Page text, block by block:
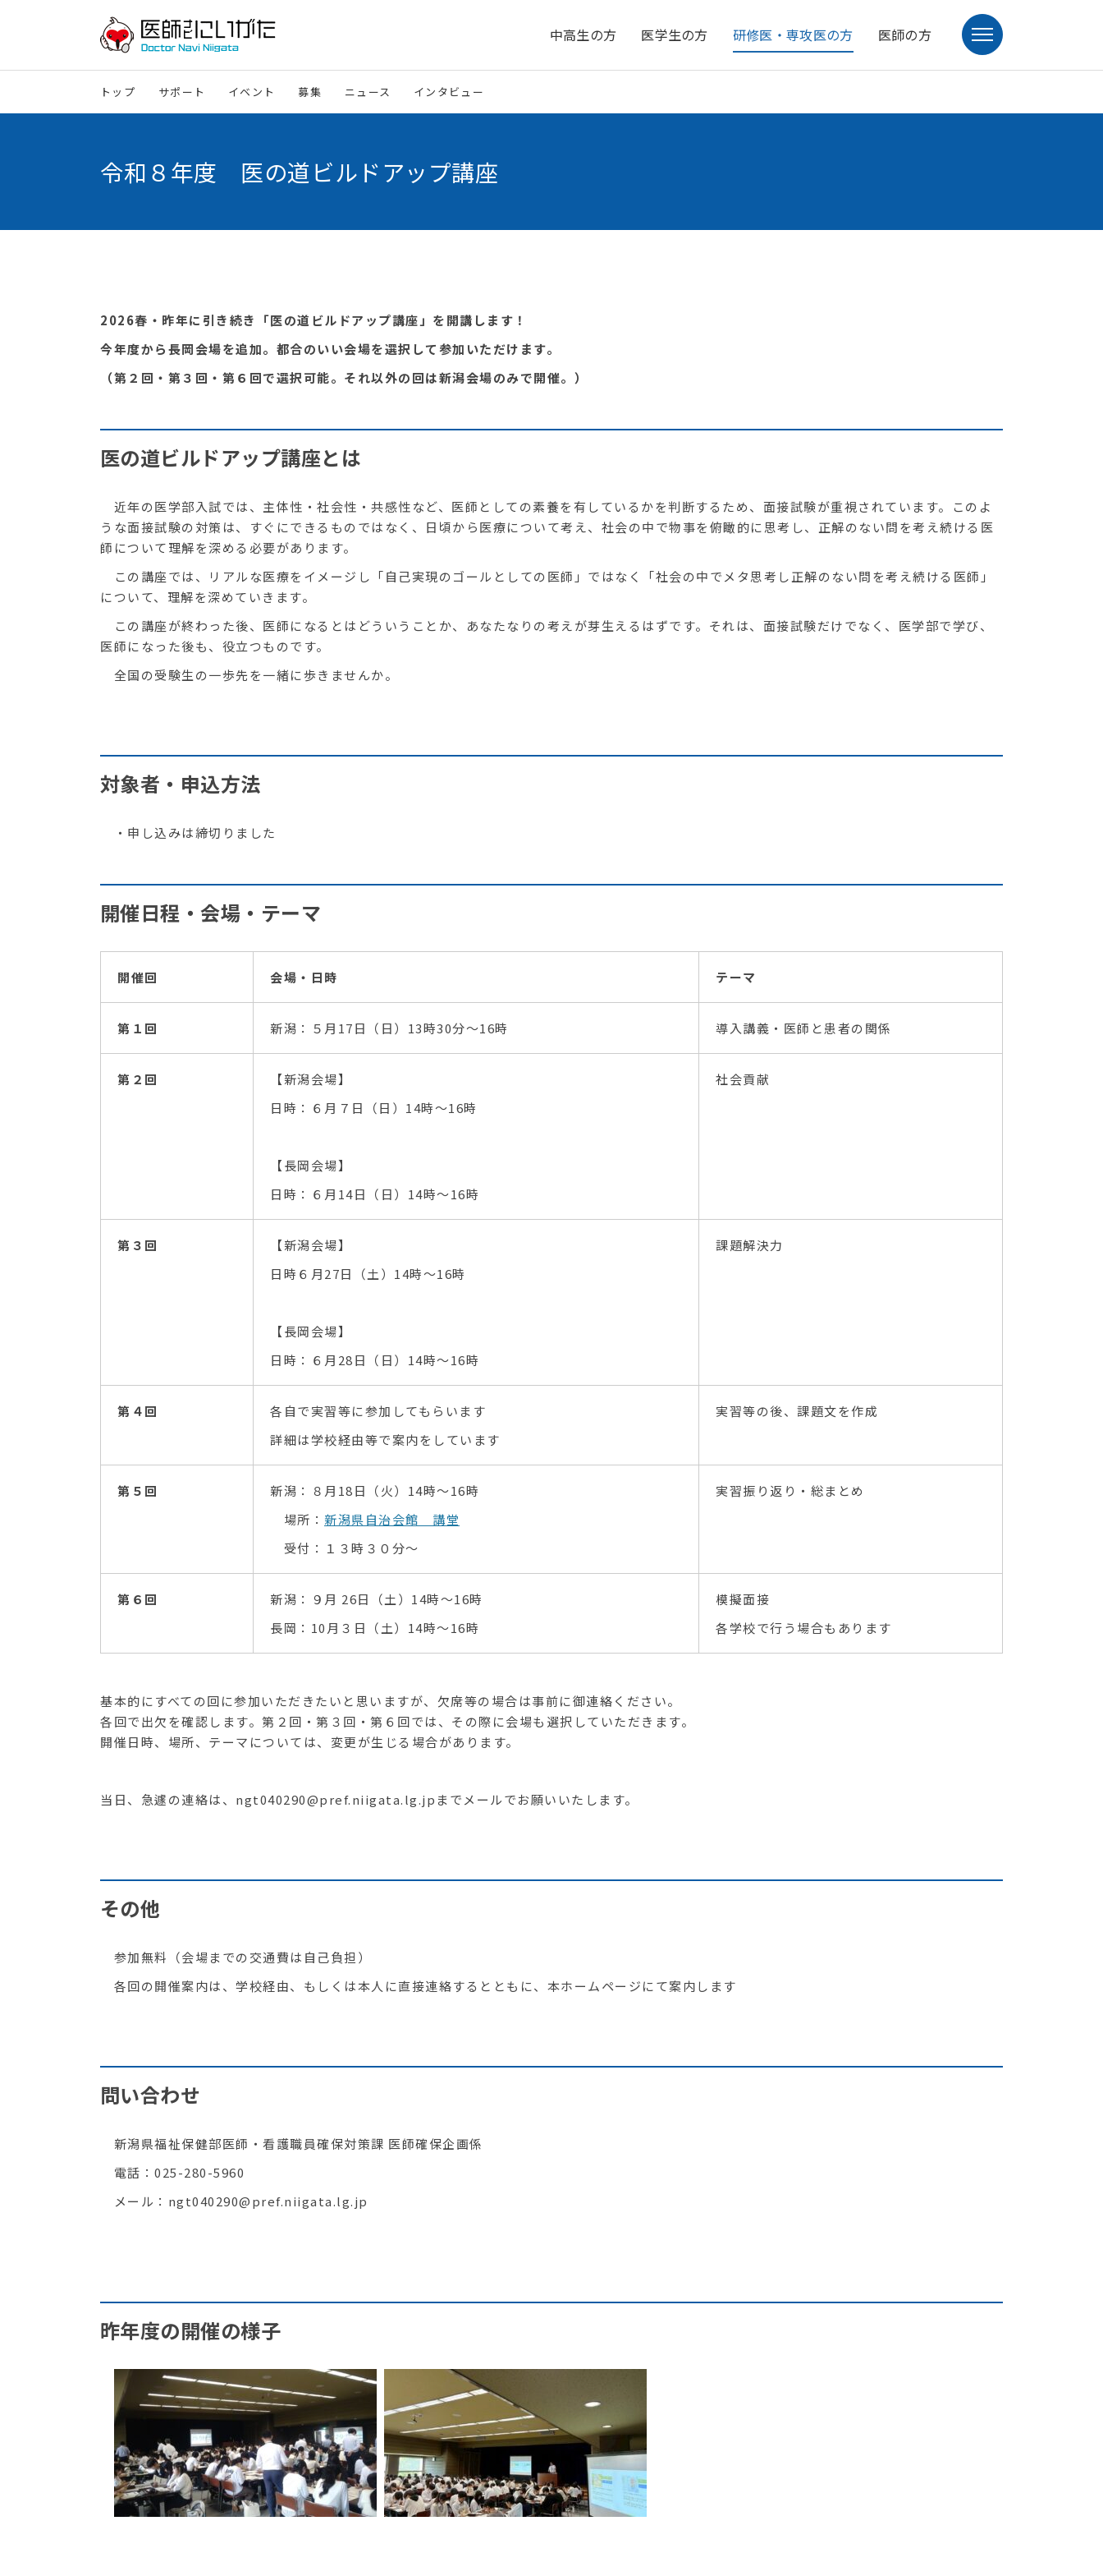
中高生の方 医学生の方 研修医・専攻医の方 医師の方
トップ サポート イベント 募集 ニュース インタビュー
令和８年度 医の道ビルドアップ講座
2026春・昨年に引き続き「医の道ビルドアップ講座」を開講します！
今年度から長岡会場を追加。都合のいい会場を選択して参加いただけます。
（第２回・第３回・第６回で選択可能。それ以外の回は新潟会場のみで開催。）
医の道ビルドアップ講座とは
近年の医学部入試では、主体性・社会性・共感性など、医師としての素養を有しているかを判断するため、面接試験が重視されています。このよ
うな面接試験の対策は、すぐにできるものではなく、日頃から医療について考え、社会の中で物事を俯瞰的に思考し、正解のない問を考え続ける医
師について理解を深める必要があります。
この講座では、リアルな医療をイメージし「自己実現のゴールとしての医師」ではなく「社会の中でメタ思考し正解のない問を考え続ける医師」
について、理解を深めていきます。
この講座が終わった後、医師になるとはどういうことか、あなたなりの考えが芽生えるはずです。それは、面接試験だけでなく、医学部で学び、
医師になった後も、役立つものです。
全国の受験生の一歩先を一緒に歩きませんか。
対象者・申込方法
・申し込みは締切りました
開催日程・会場・テーマ
開催回 会場・日時 テーマ
第１回 新潟：５月17日（日）13時30分～16時 導入講義・医師と患者の関係
第２回
【新潟会場】
日時：６月７日（日）14時～16時
【長岡会場】
日時：６月14日（日）14時～16時
社会貢献
第３回
【新潟会場】
日時６月27日（土）14時～16時
【長岡会場】
日時：６月28日（日）14時～16時
課題解決力
第４回
各自で実習等に参加してもらいます
詳細は学校経由等で案内をしています
実習等の後、課題文を作成
第５ 回
新潟：８月18日（火）14時～16時
場所： 新潟県自治会館 講堂
受付：１３時３０分～
実習振り返り・総まとめ
第６回
新潟：９月 26日（土）14時～16時
長岡：10月３日（土）14時～16時
模擬面接
各学校で行う場合もあります
基本的にすべての回に参加いただきたいと思いますが、欠席等の場合は事前に御連絡ください。
各回で出欠を確認します。第２回・第３回・第６回では、その際に会場も選択していただきます。
開催日時、場所、テーマについては、変更が生じる場合があります。
当日、急遽の連絡は、ngt040290@pref.niigata.lg.jpまでメールでお願いいたします。
その他
参加無料（会場までの交通費は自己負担）
各回の開催案内は、学校経由、もしくは本人に直接連絡するとともに、本ホームページにて案内します
問い合わせ
新潟県福祉保健部医師・看護職員確保対策課 医師確保企画係
電話：025-280-5960
メール：ngt040290@pref.niigata.lg.jp
昨年度の開催の様子